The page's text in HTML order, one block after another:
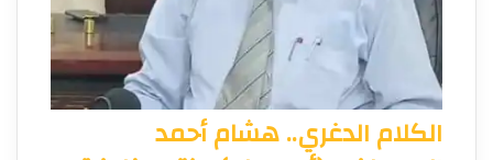
الكلام الدغري.. هشام أحمد